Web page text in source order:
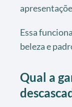
Essa
beleza e
Qual a